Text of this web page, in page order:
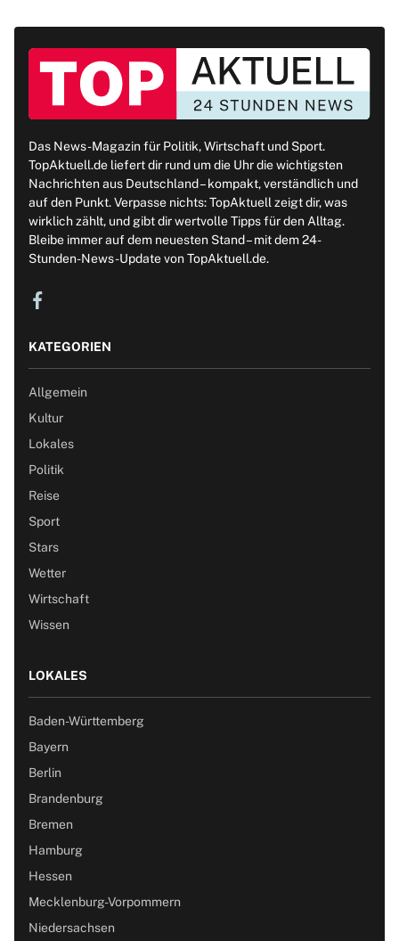
Das News-Magazin für Politik, Wirtschaft und Sport.
TopAktuell.de liefert dir rund um die Uhr die wichtigsten
Nachrichten aus Deutschland – kompakt, verständlich und
auf den Punkt. Verpasse nichts: TopAktuell zeigt dir, was
wirklich zählt, und gibt dir wertvolle Tipps für den Alltag.
Bleibe immer auf dem neuesten Stand – mit dem 24-
Stunden-News-Update von TopAktuell.de.
KATEGORIEN
Allgemein
Kultur
Lokales
Politik
Reise
Sport
Stars
Wetter
Wirtschaft
Wissen
LOKALES
Baden-Württemberg
Bayern
Berlin
Brandenburg
Bremen
Hamburg
Hessen
Mecklenburg-Vorpommern
Niedersachsen